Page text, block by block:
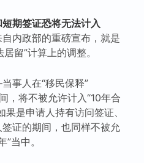
期签证恐将无法计入
内政部的重磅宣布，就是
留”计算上的调整。
事人在“移民保释”
，将不被允许计入“10年合
是申请人持有访问签证、
证的期间，也同样不被允
当中。